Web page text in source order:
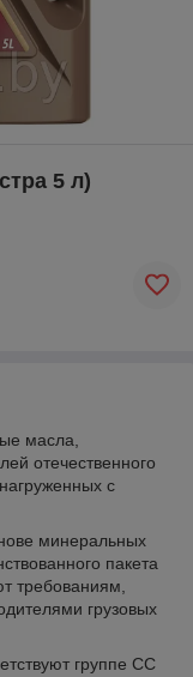
5 л)
масла,
отечественного
с
минеральных
пакета
требованиям,
грузовых
группе CС